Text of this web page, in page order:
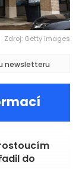
Zdroj: Getty images
newsletteru
do